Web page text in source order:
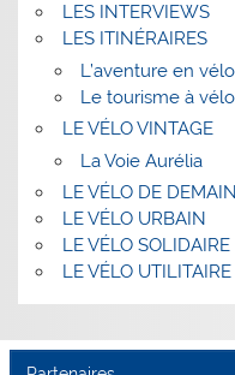
LES INTERVIEWS
LES ITINÉRAIRES
L’aventure en vélo
Le tourisme à vélo
LE VÉLO VINTAGE
La Voie Aurélia
LE VÉLO DE DEMAIN
LE VÉLO URBAIN
LE VÉLO SOLIDAIRE
LE VÉLO UTILITAIRE